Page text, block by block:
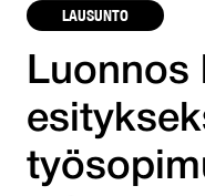
LAUSUNTO
Luonnos